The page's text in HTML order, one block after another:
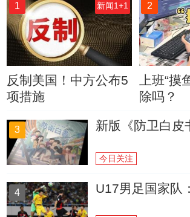
1 新闻1+1
反制美国！中方公布5
项措施
2
上班“摸
除吗？
3 新版《防卫白皮
今日关注
4 U17男足国家队